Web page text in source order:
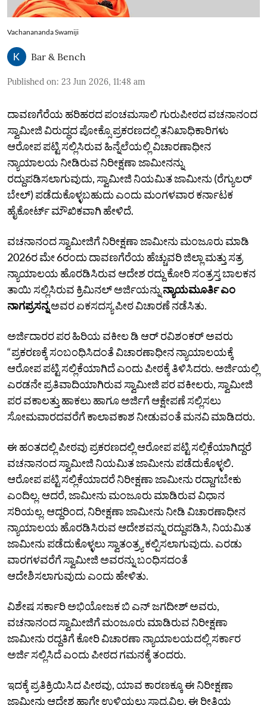
Vachanananda Swamiji
Bar & Bench
Published on: 23 Jun 2026, 11:48 am
ದಾವಣಗೆರೆಯ ಹರಿಹರದ ಪಂಚಮಸಾಲಿ ಗುರುಪೀಠದ ವಚನಾನಂದ
ಸ್ವಾಮೀಜಿ ವಿರುದ್ಧದ ಪೋಕ್ಸೊ ಪ್ರಕರಣದಲ್ಲಿ ತನಿಖಾಧಿಕಾರಿಗಳು
ಆರೋಪ ಪಟ್ಟಿ ಸಲ್ಲಿಸಿರುವ ಹಿನ್ನೆಲೆಯಲ್ಲಿ ವಿಚಾರಣಾಧೀನ
ನ್ಯಾಯಾಲಯ ನೀಡಿರುವ ನಿರೀಕ್ಷಣಾ ಜಾಮೀನನ್ನು
ರದ್ದುಪಡಿಸಲಾಗುವುದು, ಸ್ವಾಮೀಜಿ ನಿಯಮಿತ ಜಾಮೀನು (ರೆಗ್ಯುಲರ್
ಬೇಲ್) ಪಡೆದುಕೊಳ್ಳಬಹುದು ಎಂದು ಮಂಗಳವಾರ ಕರ್ನಾಟಕ
ಹೈಕೋರ್ಟ್ ಮೌಖಿಕವಾಗಿ ಹೇಳಿದೆ.
ವಚನಾನಂದ ಸ್ವಾಮೀಜಿಗೆ ನಿರೀಕ್ಷಣಾ ಜಾಮೀನು ಮಂಜೂರು ಮಾಡಿ
2026ರ ಮೇ 6ರಂದು ದಾವಣಗೆರೆಯ ಹೆಚ್ಚುವರಿ ಜಿಲ್ಲಾ ಮತ್ತು ಸತ್ರ
ನ್ಯಾಯಾಲಯ ಹೊರಡಿಸಿರುವ ಆದೇಶ ರದ್ದು ಕೋರಿ ಸಂತ್ರಸ್ತ ಬಾಲಕನ
ತಾಯಿ ಸಲ್ಲಿಸಿರುವ ಕ್ರಿಮಿನಲ್ ಅರ್ಜಿಯನ್ನುನ್ಯಾಯಮೂರ್ತಿ ಎಂ
ನಾಗಪ್ರಸನ್ನಅವರ ಏಕಸದಸ್ಯ ಪೀಠ ವಿಚಾರಣೆ ನಡೆಸಿತು.
ಅರ್ಜಿದಾರರ ಪರ ಹಿರಿಯ ವಕೀಲ ಡಿ ಆರ್ ರವಿಶಂಕರ್ ಅವರು
“ಪ್ರಕರಣಕ್ಕೆ ಸಂಬಂಧಿಸಿದಂತೆ ವಿಚಾರಣಾಧೀನ ನ್ಯಾಯಾಲಯಕ್ಕೆ
ಆರೋಪ ಪಟ್ಟಿ ಸಲ್ಲಿಕೆಯಾಗಿದೆ ಎಂದು ಪೀಠಕ್ಕೆ ತಿಳಿಸಿದರು. ಅರ್ಜಿಯಲ್ಲಿ
ಎರಡನೇ ಪ್ರತಿವಾದಿಯಾಗಿರುವ ಸ್ವಾಮೀಜಿ ಪರ ವಕೀಲರು, ಸ್ವಾಮೀಜಿ
ಪರ ವಕಾಲತ್ತು ಹಾಕಲು ಹಾಗೂ ಅರ್ಜಿಗೆ ಆಕ್ಷೇಪಣೆ ಸಲ್ಲಿಸಲು
ಸೋಮವಾರದವರೆಗೆ ಕಾಲಾವಕಾಶ ನೀಡುವಂತೆ ಮನವಿ ಮಾಡಿದರು.
ಈ ಹಂತದಲ್ಲಿ ಪೀಠವು ಪ್ರಕರಣದಲ್ಲಿ ಆರೋಪ ಪಟ್ಟಿ ಸಲ್ಲಿಕೆಯಾಗಿದ್ದರೆ
ವಚನಾನಂದ ಸ್ವಾಮೀಜಿ ನಿಯಮಿತ ಜಾಮೀನು ಪಡೆದುಕೊಳ್ಳಲಿ.
ಆರೋಪ ಪಟ್ಟಿ ಸಲ್ಲಿಕೆಯಾದರೆ ನಿರೀಕ್ಷಣಾ ಜಾಮೀನು ರದ್ದಾಗಬೇಕು
ಎಂದಿಲ್ಲ. ಆದರೆ, ಜಾಮೀನು ಮಂಜೂರು ಮಾಡಿರುವ ವಿಧಾನ
ಸರಿಯಲ್ಲ. ಆದ್ದರಿಂದ,‌ ನಿರೀಕ್ಷಣಾ ಜಾಮೀನು ನೀಡಿ ವಿಚಾರಣಾಧೀನ
ನ್ಯಾಯಾಲಯ ಹೊರಡಿಸಿರುವ ಆದೇಶವನ್ನು ರದ್ದುಪಡಿಸಿ, ನಿಯಮಿತ
ಜಾಮೀನು ಪಡೆದುಕೊಳ್ಳಲು ಸ್ವಾತಂತ್ರ್ಯ ಕಲ್ಪಿಸಲಾಗುವುದು. ಎರಡು
ವಾರಗಳವರೆಗೆ ಸ್ವಾಮೀಜಿ ಅವರನ್ನು ಬಂಧಿಸದಂತೆ
ಆದೇಶಿಸಲಾಗುವುದು ಎಂದು ಹೇಳಿತು.
ವಿಶೇಷ ಸರ್ಕಾರಿ ಅಭಿಯೋಜಕ ಬಿ ಎನ್ ಜಗದೀಶ್ ಅವರು,
ವಚನಾನಂದ ಸ್ವಾಮೀಜಿಗೆ ಮಂಜೂರು ಮಾಡಿರುವ ನಿರೀಕ್ಷಣಾ
ಜಾಮೀನು ರದ್ದತಿಗೆ ಕೋರಿ ವಿಚಾರಣಾ ನ್ಯಾಯಾಲಯದಲ್ಲಿ ಸರ್ಕಾರ
ಅರ್ಜಿ ಸಲ್ಲಿಸಿದೆ ಎಂದು ಪೀಠದ ಗಮನಕ್ಕೆ ತಂದರು.
ಇದಕ್ಕೆ ಪ್ರತಿಕ್ರಿಯಿಸಿದ ಪೀಠವು, ಯಾವ ಕಾರಣಕ್ಕೂ ಈ ನಿರೀಕ್ಷಣಾ
ಜಾಮೀನು ಆದೇಶ ಹಾಗೇ ಉಳಿಯಲು ಸಾಧ್ಯವಿಲ್ಲ. ಈ ರೀತಿಯ